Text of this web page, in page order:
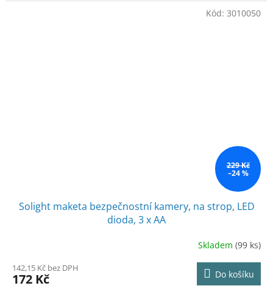
229 Kč
–24 %
Solight maketa bezpečnostní kamery, na strop, LED
dioda, 3 x AA
Skladem (99 ks)
142,15 Kč bez DPH
172 Kč Do košíku
Kód: 3010050